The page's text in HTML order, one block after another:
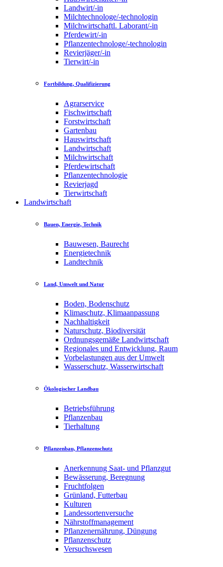
Landwirt/-in
Milchtechnologe/-technologin
Milchwirtschaftl. Laborant/-in
Pferdewirt/-in
Pflanzentechnologe/-technologin
Revierjäger/-in
Tierwirt/-in
Fortbildung, Qualifizierung
Agrarservice
Fischwirtschaft
Forstwirtschaft
Gartenbau
Hauswirtschaft
Landwirtschaft
Milchwirtschaft
Pferdewirtschaft
Pflanzentechnologie
Revierjagd
Tierwirtschaft
Landwirtschaft
Bauen, Energie, Technik
Bauwesen, Baurecht
Energietechnik
Landtechnik
Land, Umwelt und Natur
Boden, Bodenschutz
Klimaschutz, Klimaanpassung
Nachhaltigkeit
Naturschutz, Biodiversität
Ordnungsgemäße Landwirtschaft
Regionales und Entwicklung, Raum
Vorbelastungen aus der Umwelt
Wasserschutz, Wasserwirtschaft
Ökologischer Landbau
Betriebsführung
Pflanzenbau
Tierhaltung
Pflanzenbau, Pflanzenschutz
Anerkennung Saat- und Pflanzgut
Bewässerung, Beregnung
Fruchtfolgen
Grünland, Futterbau
Kulturen
Landessortenversuche
Nährstoffmanagement
Pflanzenernährung, Düngung
Pflanzenschutz
Versuchswesen